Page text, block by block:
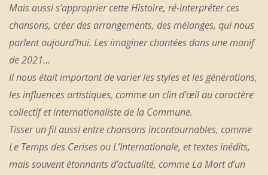
Mais aussi s’approprier cette Histoire, ré-interpréter ces
chansons, créer des arrangements, des mélanges, qui nous
parlent aujourd’hui. Les imaginer chantées dans une manif
de 2021…
Il nous était important de varier les styles et les générations,
les influences artistiques, comme un clin d’œil au caractère
collectif et internationaliste de la Commune.
Tisser un fil aussi entre chansons incontournables, comme
Le Temps des CerisesouL’Internationale, et textes inédits,
mais souvent étonnants d’actualité, commeLa Mort d’un